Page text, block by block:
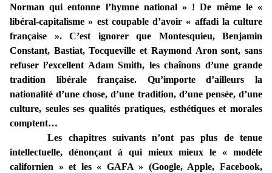
Norman qui entonne l’hymne national » ! De même le «
libéral-capitalisme » est coupable d’avoir « affadi la culture
française ». C’est ignorer que Montesquieu, Benjamin
Constant, Bastiat, Tocqueville et Raymond Aron sont, sans
refuser l’excellent Adam Smith, les chaînons d’une grande
tradition libérale française. Qu’importe d’ailleurs la
nationalité d’une chose, d’une tradition, d’une pensée, d’une
culture, seules ses qualités pratiques, esthétiques et morales
comptent…
Les chapitres suivants n’ont pas plus de tenue
intellectuelle, dénonçant à qui mieux mieux le « modèle
californien » et les « GAFA » (Google, Apple, Facebook,